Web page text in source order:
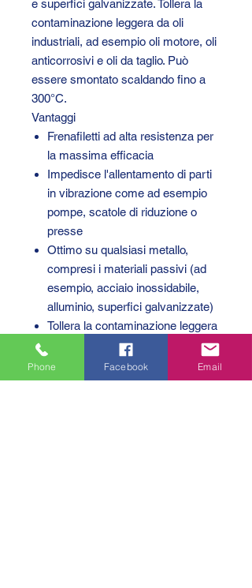
e superfici galvanizzate. Tollera la
contaminazione leggera da oli
industriali, ad esempio oli motore, oli
anticorrosivi e oli da taglio. Può
essere smontato scaldando fino a
300°C.
Vantaggi
Frenafiletti ad alta resistenza per
la massima efficacia
Impedisce l'allentamento di parti
in vibrazione come ad esempio
pompe, scatole di riduzione o
presse
Ottimo su qualsiasi metallo,
compresi i materiali passivi (ad
esempio, acciaio inossidabile,
alluminio, superfici galvanizzate)
Tollera la contaminazione leggera
da oli industriali, ad esempio oli
motore, oli anticorrosivi e oli da
taglio
Phone Facebook Email